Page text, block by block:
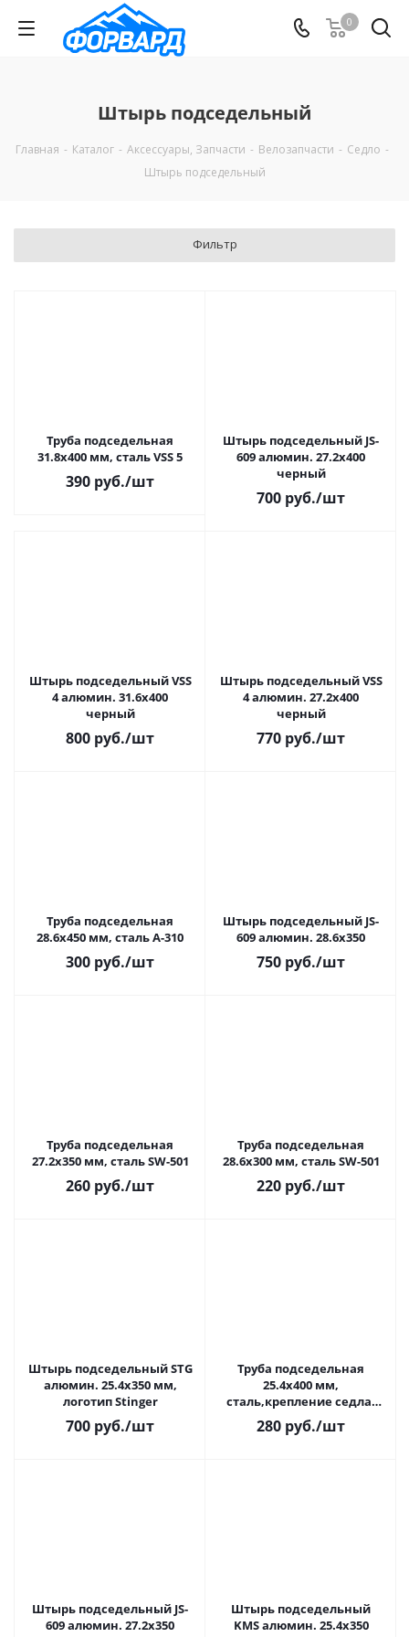
0
Штырь подседельный
Главная - Каталог - Аксессуары, Запчасти - Велозапчасти - Седло -
Штырь подседельный
Фильтр
Труба подседельная
31.8x400 мм, сталь VSS 5
390 руб./шт
Штырь подседельный JS-
609 алюмин. 27.2x400
черный
700 руб./шт
Штырь подседельный VSS
4 алюмин. 31.6x400
черный
800 руб./шт
Штырь подседельный VSS
4 алюмин. 27.2x400
черный
770 руб./шт
Труба подседельная
28.6x450 мм, сталь А-310
300 руб./шт
Штырь подседельный JS-
609 алюмин. 28.6x350
750 руб./шт
Труба подседельная
27.2x350 мм, сталь SW-501
260 руб./шт
Труба подседельная
28.6x300 мм, сталь SW-501
220 руб./шт
Штырь подседельный STG
алюмин. 25.4x350 мм,
логотип Stinger
700 руб./шт
Труба подседельная
25.4х400 мм,
сталь,крепление седла-
хомут
280 руб./шт
Штырь подседельный JS-
609 алюмин. 27.2x350
Штырь подседельный
KMS алюмин. 25.4х350